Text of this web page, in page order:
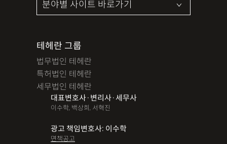
테헤란 그룹
법무법인 테헤란
특허법인 테헤란
세무법인 테헤란
대표변호사·변리사·세무사
이수학, 백상희, 서혁진
광고 책임변호사: 이수학
면책공고